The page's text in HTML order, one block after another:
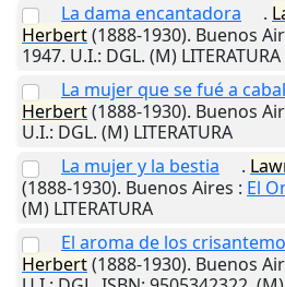
La dama encantadora
.
Herbert(1888-1930). Buenos
1947. U.I.: DGL. (M) LITERATURA
La mujer que se fué a
Herbert(1888-1930). Buenos
U.I.: DGL. (M) LITERATURA
La mujer y la bestia
.
(1888-1930). Buenos Aires : El
(M) LITERATURA
El aroma de los
Herbert(1888-1930). Buenos